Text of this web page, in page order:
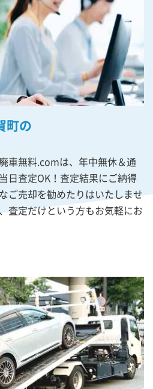
町の
車無料.comは、年中無休＆通
日査定OK！査定結果にご納得
ご売却を勧めたりはいたしませ
査定だけという方もお気軽にお